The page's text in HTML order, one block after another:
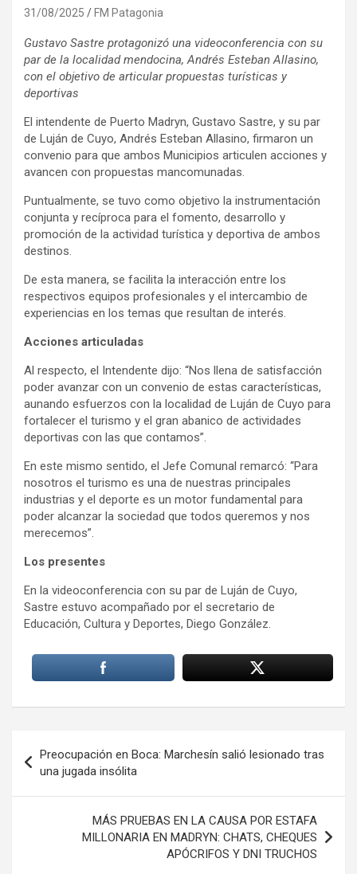
31/08/2025 FM Patagonia
Gustavo Sastre protagonizó una videoconferencia con su
par de la localidad mendocina, Andrés Esteban Allasino,
con el objetivo de articular propuestas turísticas y
deportivas
El intendente de Puerto Madryn, Gustavo Sastre, y su par
de Luján de Cuyo, Andrés Esteban Allasino, firmaron un
convenio para que ambos Municipios articulen acciones y
avancen con propuestas mancomunadas.
Puntualmente, se tuvo como objetivo la instrumentación
conjunta y recíproca para el fomento, desarrollo y
promoción de la actividad turística y deportiva de ambos
destinos.
De esta manera, se facilita la interacción entre los
respectivos equipos profesionales y el intercambio de
experiencias en los temas que resultan de interés.
Acciones articuladas
Al respecto, el Intendente dijo: “Nos llena de satisfacción
poder avanzar con un convenio de estas características,
aunando esfuerzos con la localidad de Luján de Cuyo para
fortalecer el turismo y el gran abanico de actividades
deportivas con las que contamos”.
En este mismo sentido, el Jefe Comunal remarcó: “Para
nosotros el turismo es una de nuestras principales
industrias y el deporte es un motor fundamental para
poder alcanzar la sociedad que todos queremos y nos
merecemos”.
Los presentes
En la videoconferencia con su par de Luján de Cuyo,
Sastre estuvo acompañado por el secretario de
Educación, Cultura y Deportes, Diego González.
de
entradas
Preocupación en Boca: Marchesín salió lesionado tras
una jugada insólita
MÁS PRUEBAS EN LA CAUSA POR ESTAFA
MILLONARIA EN MADRYN: CHATS, CHEQUES
APÓCRIFOS Y DNI TRUCHOS